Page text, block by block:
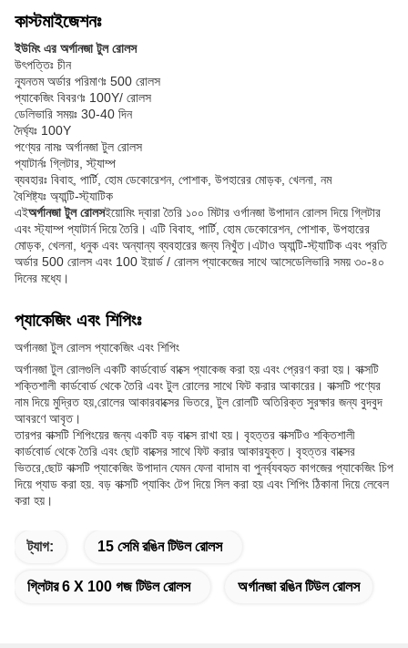
কাস্টমাইজেশনঃ
ইউমিং এর অর্গানজা টুল রোলস
উৎপত্তিঃ চীন
ন্যূনতম অর্ডার পরিমাণঃ 500 রোলস
প্যাকেজিং বিবরণঃ 100Y/ রোলস
ডেলিভারি সময়ঃ 30-40 দিন
দৈর্ঘ্যঃ 100Y
পণ্যের নামঃ অর্গানজা টুল রোলস
প্যাটার্নঃ গ্লিটার, স্ট্যাম্প
ব্যবহারঃ বিবাহ, পার্টি, হোম ডেকোরেশন, পোশাক, উপহারের মোড়ক, খেলনা, নম
বৈশিষ্ট্যঃ অ্যান্টি-স্ট্যাটিক
এইঅর্গানজা টুল রোলসইয়োমিং দ্বারা তৈরি ১০০ মিটার ওর্গানজা উপাদান রোলস দিয়ে গ্লিটার
এবং স্ট্যাম্প প্যাটার্ন দিয়ে তৈরি। এটি বিবাহ, পার্টি, হোম ডেকোরেশন, পোশাক, উপহারের
মোড়ক, খেলনা, ধনুক এবং অন্যান্য ব্যবহারের জন্য নিখুঁত।এটাও অ্যান্টি-স্ট্যাটিক এবং প্রতি
অর্ডার 500 রোলস এবং 100 ইয়ার্ড / রোলস প্যাকেজের সাথে আসেডেলিভারি সময় ৩০-৪০
দিনের মধ্যে।
প্যাকেজিং এবং শিপিংঃ
অর্গানজা টুল রোলস প্যাকেজিং এবং শিপিং
অর্গানজা টুল রোলগুলি একটি কার্ডবোর্ড বাক্সে প্যাকেজ করা হয় এবং প্রেরণ করা হয়। বাক্সটি
শক্তিশালী কার্ডবোর্ড থেকে তৈরি এবং টুল রোলের সাথে ফিট করার আকারের। বাক্সটি পণ্যের
নাম দিয়ে মুদ্রিত হয়,রোলের আকারবাক্সের ভিতরে, টুল রোলটি অতিরিক্ত সুরক্ষার জন্য বুদবুদ
আবরণে আবৃত।
তারপর বাক্সটি শিপিংয়ের জন্য একটি বড় বাক্সে রাখা হয়। বৃহত্তর বাক্সটিও শক্তিশালী
কার্ডবোর্ড থেকে তৈরি এবং ছোট বাক্সের সাথে ফিট করার আকারযুক্ত। বৃহত্তর বাক্সের
ভিতরে,ছোট বাক্সটি প্যাকেজিং উপাদান যেমন ফেনা বাদাম বা পুনর্ব্যবহৃত কাগজের প্যাকেজিং চিপ
দিয়ে প্যাড করা হয়. বড় বাক্সটি প্যাকিং টেপ দিয়ে সিল করা হয় এবং শিপিং ঠিকানা দিয়ে লেবেল
করা হয়।
ট্যাগ: 15 সেমি রঙিন টিউল রোলস
গ্লিটার 6 X 100 গজ টিউল রোলস অর্গানজা রঙিন টিউল রোলস